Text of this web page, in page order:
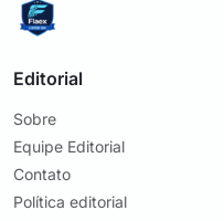
Editorial
Sobre
Equipe Editorial
Contato
Política editorial